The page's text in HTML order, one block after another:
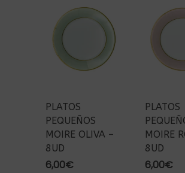
PLATOS
PEQUEÑOS
MOIRE OLIVA –
8UD
6,00€
PLATOS
MOIRE
8UD
6,00€